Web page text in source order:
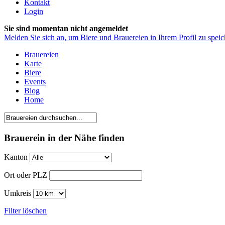
Kontakt
Login
Sie sind momentan nicht angemeldet
Melden Sie sich an, um Biere und Brauereien in Ihrem Profil zu
Brauereien
Karte
Biere
Events
Blog
Home
Brauerein in der Nähe finden
Kanton
Ort oder PLZ
Umkreis
Filter löschen